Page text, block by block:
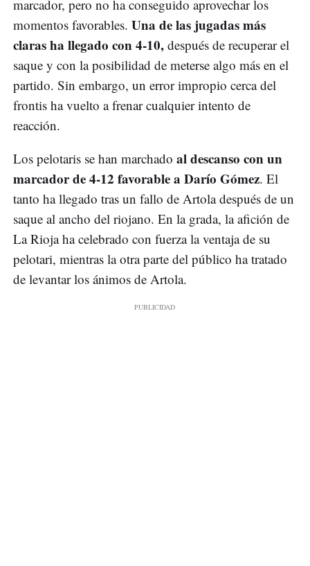
marcador, pero no ha conseguido aprovechar los
momentos favorables. Una de las jugadas más
claras ha llegado con 4-10, después de recuperar el
saque y con la posibilidad de meterse algo más en el
partido. Sin embargo, un error impropio cerca del
frontis ha vuelto a frenar cualquier intento de
reacción.
Los pelotaris se han marchado al descanso con un
marcador de 4-12 favorable a Darío Gómez. El
tanto ha llegado tras un fallo de Artola después de un
saque al ancho del riojano. En la grada, la afición de
La Rioja ha celebrado con fuerza la ventaja de su
pelotari, mientras la otra parte del público ha tratado
de levantar los ánimos de Artola.